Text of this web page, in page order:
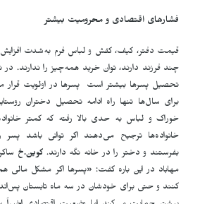
فشارهای اقتصادی و محرومیت بیشتر
قیمت دفتر، کیف، کفش و لباس فرم به‌شدت افزایش
چند فرزند دارند، توان خرید همه‌چیز را ندارند.
تحصیل پسرها بیشتر است پسرها در اولویت قرار
برای سال‌ها تنها راه ادامه تحصیل دختران
خوراک و لباس به حدی بالا رفته که کمتر
خانواده‌ها ترجیح می‌دهند اگر توانی باشد
بفرستند و دختر را در خانه نگه دارند. کوین.خ
مهاباد در این باره گفت: «پسرها اگر مشکل مالی
کنند و حتی برای خودشان در سه ماه تابستان